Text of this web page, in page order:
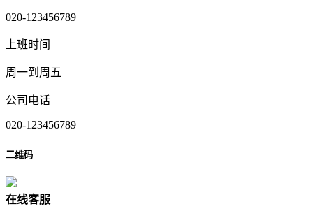
020-123456789
上班时间
周一到周五
公司电话
020-123456789
二维码
在线客服